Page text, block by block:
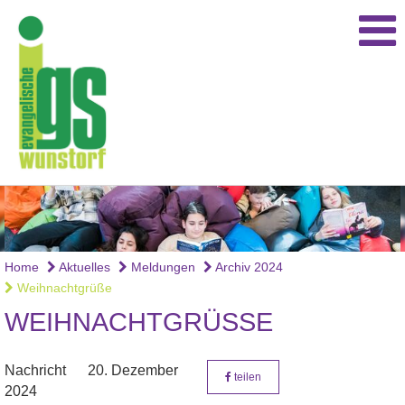
Home Aktuelles Meldungen
Archiv 2024
Weihnachtgrüße
WEIHNACHTGRÜSSE
Nachricht
20. Dezember
2024
teilen